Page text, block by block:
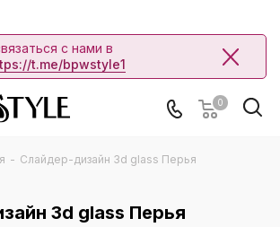
с нами в
t.me/bpwstyle1
0
- Слайдер-дизайн 3d glass Перья
3d glass Перья